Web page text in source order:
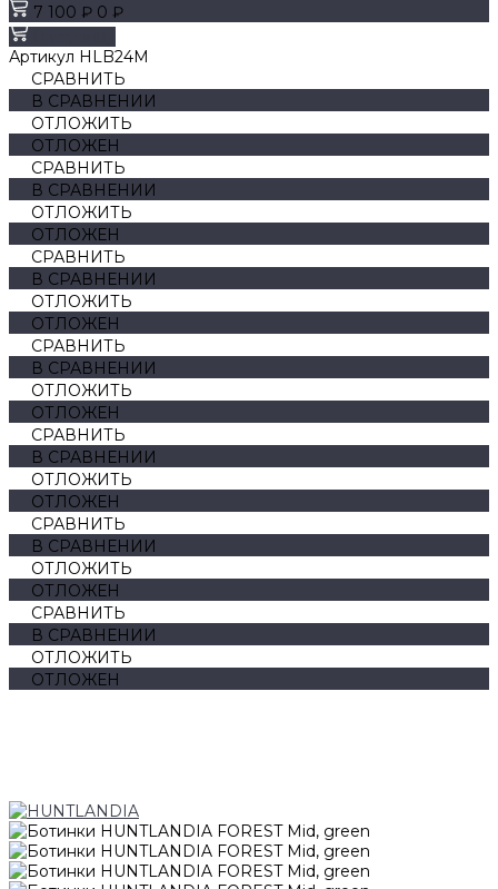
7 100 ₽ 0 ₽
Артикул HLB24M
СРАВНИТЬ
В СРАВНЕНИИ
ОТЛОЖИТЬ
ОТЛОЖЕН
СРАВНИТЬ
В СРАВНЕНИИ
ОТЛОЖИТЬ
ОТЛОЖЕН
СРАВНИТЬ
В СРАВНЕНИИ
ОТЛОЖИТЬ
ОТЛОЖЕН
СРАВНИТЬ
В СРАВНЕНИИ
ОТЛОЖИТЬ
ОТЛОЖЕН
СРАВНИТЬ
В СРАВНЕНИИ
ОТЛОЖИТЬ
ОТЛОЖЕН
СРАВНИТЬ
В СРАВНЕНИИ
ОТЛОЖИТЬ
ОТЛОЖЕН
СРАВНИТЬ
В СРАВНЕНИИ
ОТЛОЖИТЬ
ОТЛОЖЕН